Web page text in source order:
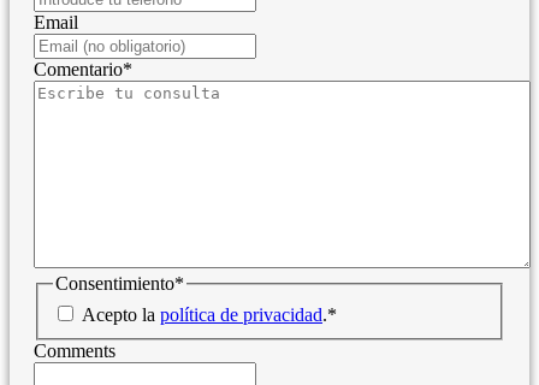
Email
Comentario*
Consentimiento*
Acepto la política de privacidad.*
Comments